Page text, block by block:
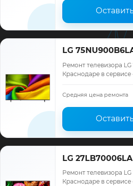
LG
Ремонт телевизора
Краснодаре в сервисе
запчасти и гарантия
Средняя цена ремонта
LG 27LB70006LA
Ремонт телевизора
Краснодаре в сервисе